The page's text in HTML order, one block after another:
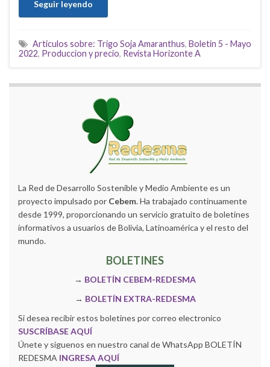
Seguir leyendo
Articulos sobre: Trigo Soja Amaranthus, Boletin 5 - Mayo
2022, Produccion y precio, Revista Horizonte A
La Red de Desarrollo Sostenible y Medio Ambiente es un
proyecto impulsado por Cebem. Ha trabajado continuamente
desde 1999, proporcionando un servicio gratuito de boletines
informativos a usuarios de Bolivia, Latinoamérica y el resto del
mundo.
BOLETINES
→ BOLETÍN CEBEM-REDESMA
→ BOLETÍN EXTRA-REDESMA
Si desea recibir estos boletines por correo electronico
SUSCRÍBASE AQUÍ
Únete y siguenos en nuestro canal de WhatsApp BOLETÍN
REDESMA INGRESA AQUÍ